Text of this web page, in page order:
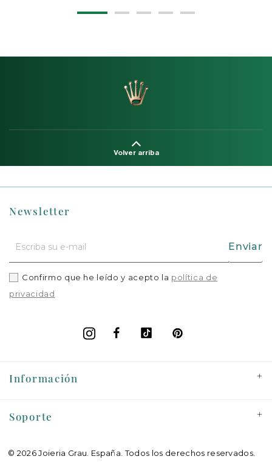
Volver arriba
Información +
Soporte +
© 2026 Joieria Grau. España. Todos los derechos reservados.
Newsletter
Enviar
Confirmo que he leído y acepto la política de
privacidad
FacebookVimeo
Instagram